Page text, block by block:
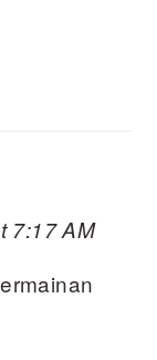
7:17 AM